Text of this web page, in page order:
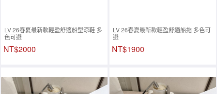
LV 26春夏最新款輕盈舒適船型涼鞋 多
色可選
NT$2000
LV 26春夏最新款輕盈舒適船拖 多色可
選
NT$1900